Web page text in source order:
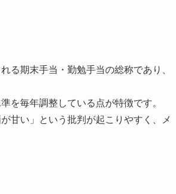
る期末手当・勤勉手当の総称であり、
を毎年調整している点が特徴です。
甘い」という批判が起こりやすく、メ